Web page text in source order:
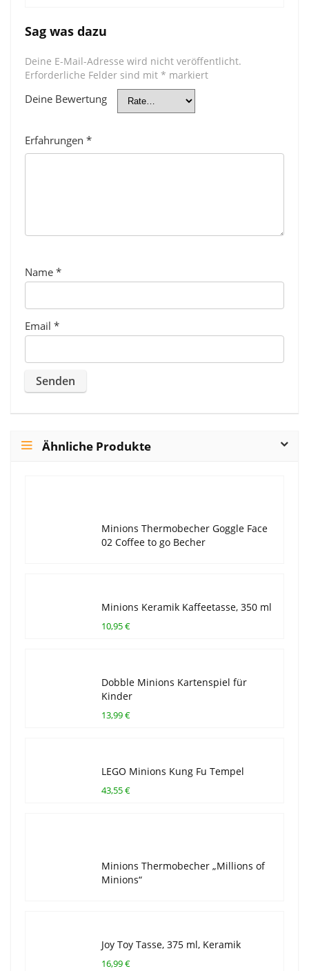
Sag was dazu
Deine E-Mail-Adresse wird nicht veröffentlicht.
Erforderliche Felder sind mit * markiert
Deine Bewertung
Erfahrungen *
Name *
Email *
Ähnliche Produkte
Minions Thermobecher Goggle Face
02 Coffee to go Becher
Minions Keramik Kaffeetasse, 350 ml
10,95 €
Dobble Minions Kartenspiel für
Kinder
13,99 €
LEGO Minions Kung Fu Tempel
43,55 €
Minions Thermobecher „Millions of
Minions“
Joy Toy Tasse, 375 ml, Keramik
16,99 €